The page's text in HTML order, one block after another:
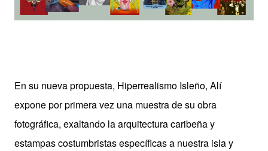
En su nueva propuesta, Hiperrealismo Isleño, Alí
expone por primera vez una muestra de su obra
fotográfica, exaltando la arquitectura caribeña y
estampas costumbristas específicas a nuestra isla y